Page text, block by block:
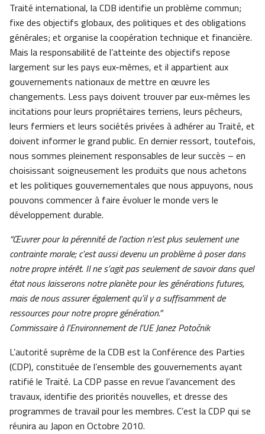
Traité international, la CDB identifie un problème commun;
fixe des objectifs globaux, des politiques et des obligations
générales; et organise la coopération technique et financière.
Mais la responsabilité de l’atteinte des objectifs repose
largement sur les pays eux-mêmes, et il appartient aux
gouvernements nationaux de mettre en œuvre les
changements. Less pays doivent trouver par eux-mêmes les
incitations pour leurs propriétaires terriens, leurs pêcheurs,
leurs fermiers et leurs sociétés privées à adhérer au Traité, et
doivent informer le grand public. En dernier ressort, toutefois,
nous sommes pleinement responsables de leur succès – en
choisissant soigneusement les produits que nous achetons
et les politiques gouvernementales que nous appuyons, nous
pouvons commencer à faire évoluer le monde vers le
développement durable.
“Œuvrer pour la pérennité de l’action n’est plus seulement une
contrainte morale; c’est aussi devenu un problème à poser dans
notre propre intérêt. Il ne s’agit pas seulement de savoir dans quel
état nous laisserons notre planète pour les générations futures,
mais de nous assurer également qu’il y a suffisamment de
ressources pour notre propre génération.”
Commissaire à l’Environnement de l’UE Janez Potočnik
L’autorité suprême de la CDB est la Conférence des Parties
(CDP), constituée de l’ensemble des gouvernements ayant
ratifié le Traité. La CDP passe en revue l’avancement des
travaux, identifie des priorités nouvelles, et dresse des
programmes de travail pour les membres. C’est la CDP qui se
réunira au Japon en Octobre 2010.